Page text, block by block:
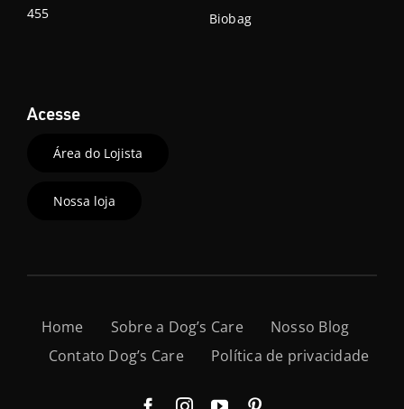
455
Biobag
Acesse
Área do Lojista
Nossa loja
Home Sobre a Dog’s Care
Nosso Blog
Contato Dog’s Care
Política de privacidade